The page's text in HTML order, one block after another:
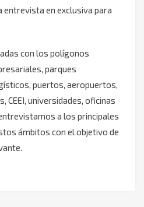
entrevista en exclusiva para
con los polígonos
parques
puertos, aeropuertos,
CEEI, universidades, oficinas
a los principales
ámbitos con el objetivo de